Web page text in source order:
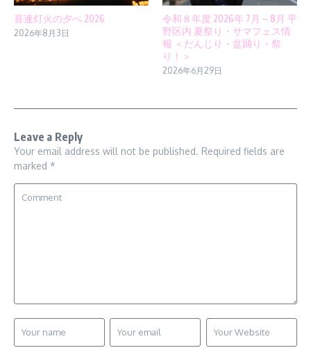
喜連灯火の夕べ 2026
2026年8月3日
令和８年度 2026年 7月～8月 平
野区内 夏祭り・サマフェス情
報 ＜だんじり・盆踊り・祭
り！＞
2026年6月29日
Leave a Reply
Your email address will not be published. Required fields are
marked *